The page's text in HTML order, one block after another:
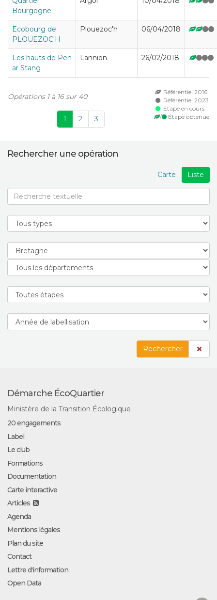
Bourgogne
Ecobourg de
PLOUEZOC'H
Plouezoc'h 06/04/2018
Les hauts de Pen
ar Stang
Lannion 26/02/2018
Référentiel 2016
Référentiel 2023
Étape en cours
/
Étape obtenue
Opérations 1 à 16 sur 40
1 2 3
Rechercher une opération
Liste
Carte
Rechercher
Démarche ÉcoQuartier
Ministère de la Transition Écologique
20 engagements
Label
Le club
Formations
Documentation
Carte interactive
Articles
Agenda
Mentions légales
Plan du site
Contact
Lettre d'information
Open Data
Facebook